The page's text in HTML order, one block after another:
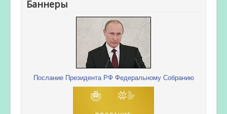
Баннеры
Послание Президента РФ Федеральному Собранию